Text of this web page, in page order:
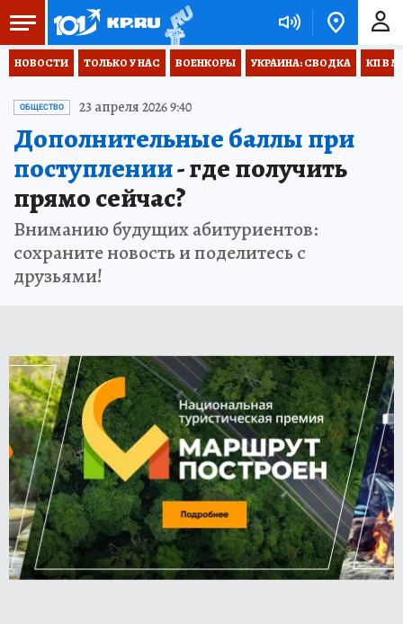
НОВОСТИ ТОЛЬКО У НАС ВОЕНКОРЫ УКРАИНА: СВОДКА КП В
ОБЩЕСТВО 23 апреля 2026 9:40
Дополнительные баллы при
поступлении- где получить
прямо сейчас?
Вниманию будущих абитуриентов:
сохраните новость и поделитесь с
друзьями!